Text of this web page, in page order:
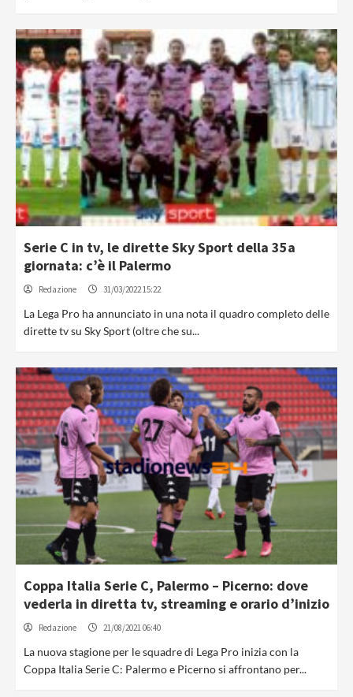
Serie C in tv, le dirette Sky Sport della 35a
giornata: c’è il Palermo
Redazione 31/03/2022 15:22
La Lega Pro ha annunciato in una nota il quadro completo delle
dirette tv su Sky Sport (oltre che su...
Coppa Italia Serie C, Palermo – Picerno: dove
vederla in diretta tv, streaming e orario d’inizio
Redazione 21/08/2021 06:40
La nuova stagione per le squadre di Lega Pro inizia con la
Coppa Italia Serie C: Palermo e Picerno si affrontano per...